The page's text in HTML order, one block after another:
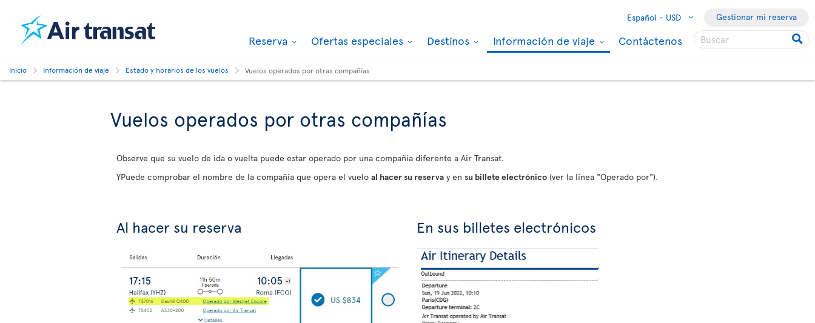
Español - USD Gestionar mi reserva
Reserva Ofertas especiales Destinos Información de viaje Contáctenos
Inicio Información de viaje Estado y horarios de los vuelos Vuelos operados por otras compañías
Vuelos operados por otras compañías
Observe que su vuelo de ida o vuelta puede estar operado por una compañía diferente a Air Transat.
YPuede comprobar el nombre de la compañía que opera el vuelo al hacer su reserva y en su billete electrónico (ver la línea "Operado por").
Al hacer su reserva En sus billetes electrónicos